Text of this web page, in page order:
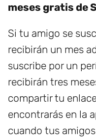
meses gratis de
Si tu amigo se
recibirán un mes
suscribe por un
recibirán tres
compartir tu
encontrarás en la
cuando tus